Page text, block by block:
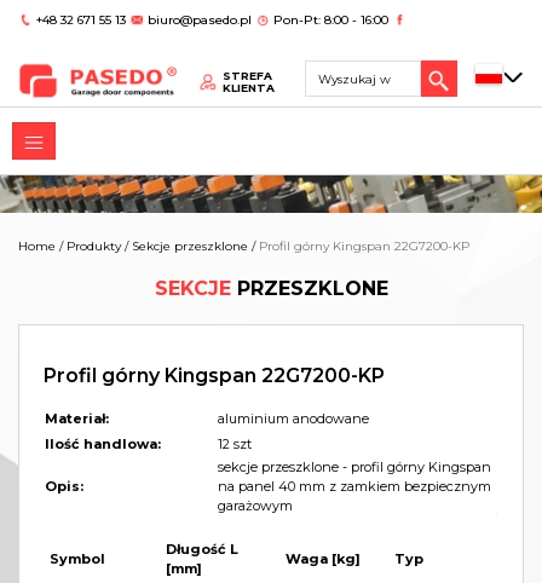
+48 32 671 55 13 biuro@pasedo.pl Pon-Pt: 8:00 - 16:00
STREFA
KLIENTA
Home / Produkty/ Sekcje przeszklone / Profil górny Kingspan 22G7200-KP
SEKCJEPRZESZKLONE
Profil górny Kingspan 22G7200-KP
Materiał:
aluminium anodowane
Ilość handlowa:
12 szt
Opis:
sekcje przeszklone - profil górny Kingspan
na panel 40 mm z zamkiem bezpiecznym
garażowym
Symbol
Długość L
[mm]
Waga [kg] Typ